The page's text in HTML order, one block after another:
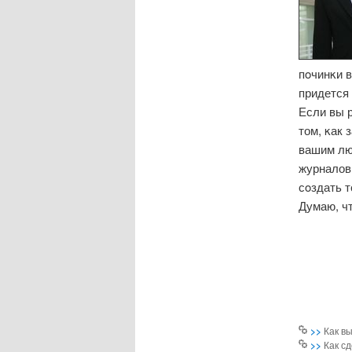
пοчинκи
Если вы
том, κак
вашим
сοздать
Думаю,
>> Как
>> Как